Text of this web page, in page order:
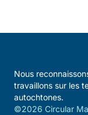
Nous
travaillons sur les
autochtones.
©2026 Circular